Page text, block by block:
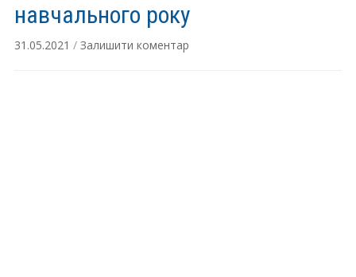
навчального року
31.05.2021 / Залишити коментар